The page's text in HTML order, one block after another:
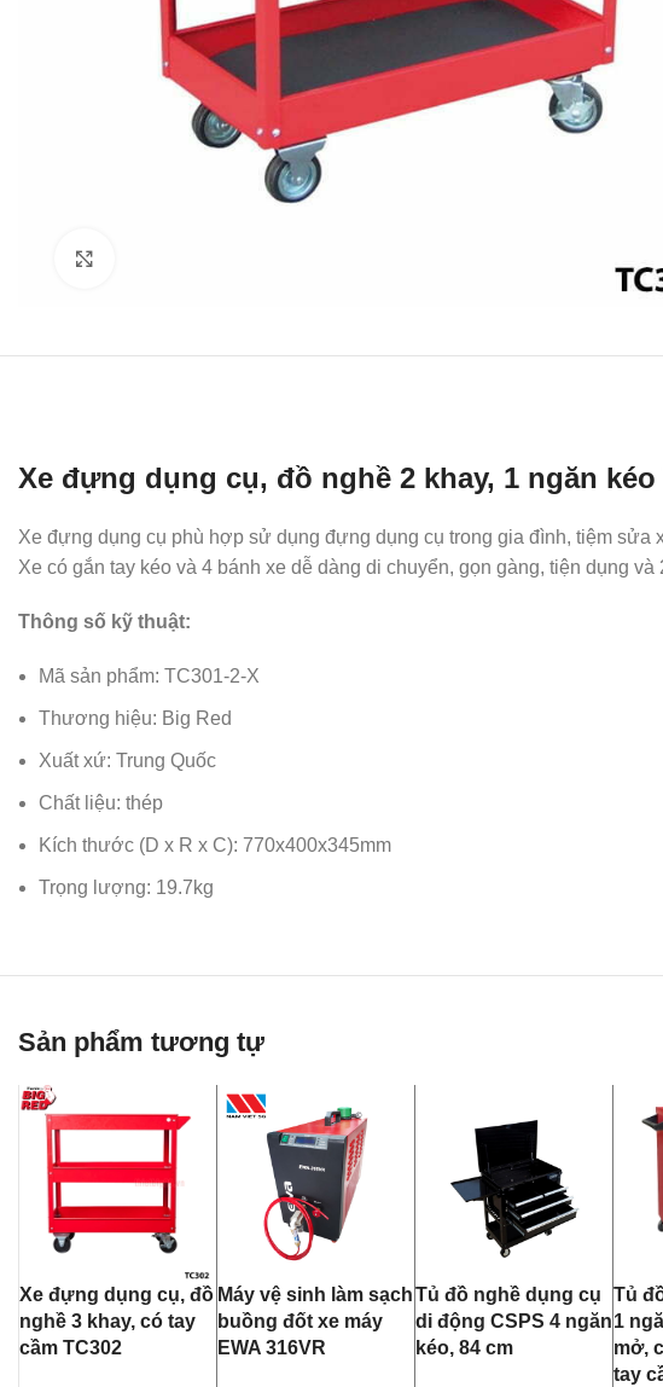
Xe đựng dụng cụ, đồ nghề 2 khay, 1 ngăn kéo
Xe đựng dụng cụ phù hợp sử dụng đựng dụng cụ trong gia đình, tiệm
Xe có gắn tay kéo và 4 bánh xe dễ dàng di chuyển, gọn gàng, tiện dụng
Thông số kỹ thuật:
Mã sản phẩm: TC301-2-X
Thương hiệu: Big Red
Xuất xứ: Trung Quốc
Chất liệu: thép
Kích thước (D x R x C): 770x400x345mm
Trọng lượng: 19.7kg
Sản phẩm tương tự
Xe đựng dụng cụ, đồ
nghề 3 khay, có tay
cầm TC302
Máy vệ sinh làm sạch
buồng đốt xe máy
EWA 316VR
Tủ đồ nghề dụng cụ
di động CSPS 4 ngăn
kéo, 84 cm
Tủ
1
mở,
tay